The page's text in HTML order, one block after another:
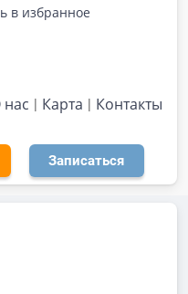
в избранное
Карта Контакты
Записаться